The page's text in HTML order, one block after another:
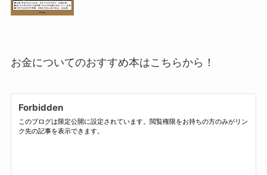
お金についてのおすすめ本はこちらから！